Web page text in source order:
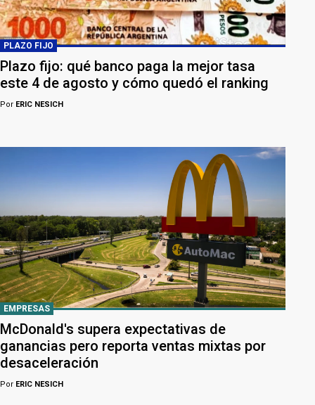
PLAZO FIJO
Plazo fijo: qué banco paga la mejor tasa
este 4 de agosto y cómo quedó el ranking
Por ERIC NESICH
EMPRESAS
McDonald's supera expectativas de
ganancias pero reporta ventas mixtas por
desaceleración
Por ERIC NESICH